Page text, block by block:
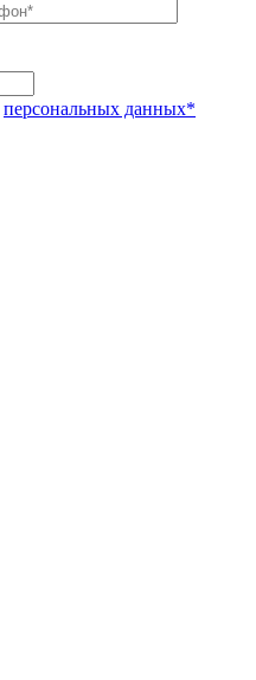
персональных данных*